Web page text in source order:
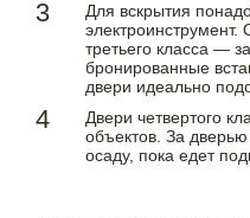
Для вскрытия
третьего класса —
бронированные
двери идеально
Двери четвертого
объектов. За
осаду, пока едет